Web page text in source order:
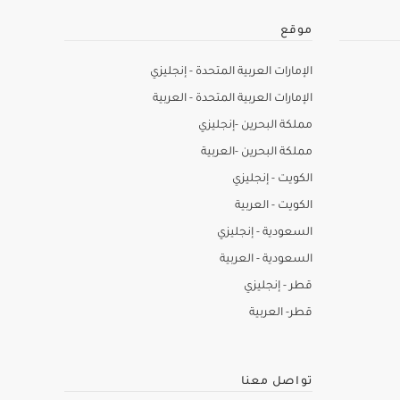
موقع
الإمارات العربية المتحدة - إنجليزي
الإمارات العربية المتحدة - العربية
مملكة البحرين -إنجليزي
مملكة البحرين -العربية
الكويت - إنجليزي
الكويت - العربية
السعودية - إنجليزي
السعودية - العربية
قطر - إنجليزي
قطر- العربية
تواصل معنا